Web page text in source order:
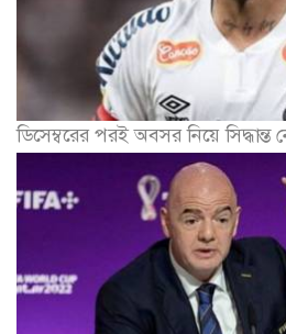
ডিসেম্বরের পরই অবসর নিয়ে সিদ্ধান্ত